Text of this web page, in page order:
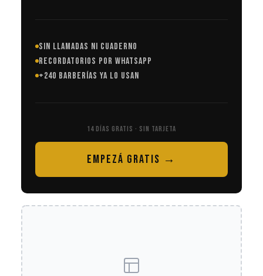
SIN LLAMADAS NI CUADERNO
RECORDATORIOS POR WHATSAPP
+240 BARBERÍAS YA LO USAN
14 DÍAS GRATIS · SIN TARJETA
EMPEZÁ GRATIS →